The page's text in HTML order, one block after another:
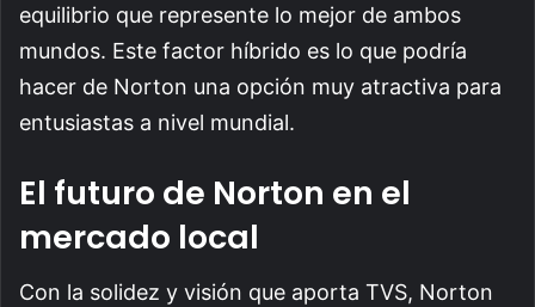
equilibrio que represente lo mejor de ambos
mundos. Este factor híbrido es lo que podría
hacer de Norton una opción muy atractiva para
entusiastas a nivel mundial.
El futuro de Norton en el
mercado local
Con la solidez y visión que aporta TVS, Norton